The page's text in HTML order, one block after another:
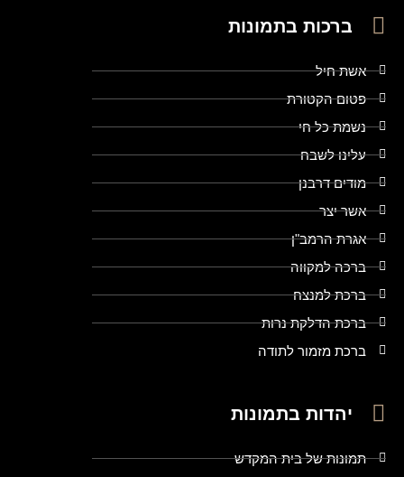
ברכות בתמונות
אשת חיל
פטום הקטורת
נשמת כל חי
עלינו לשבח
מודים דרבנן
אשר יצר
אגרת הרמב"ן
ברכה למקווה
ברכת למנצח
ברכת הדלקת נרות
ברכת מזמור לתודה
יהדות בתמונות
תמונות של בית המקדש